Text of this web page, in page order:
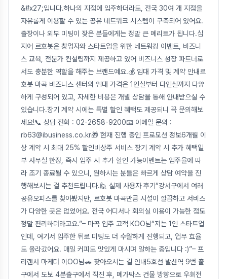
&#x27;입니다.하나의 지점에 입주하더라도, 전국 30여 개 지점을
자유롭게 이용할 수 있는 공유 네트워크 시스템이 구축되어 있어요.
출장이나 외부 미팅이 잦은 분들에게는 정말 큰 메리트가 됩니다.심
지어 르호봇은 창업자와 스타트업을 위한 네트워킹 이벤트, 비즈니
스 교육, 전문가 컨설팅까지 제공하고 있어 비즈니스 성장 파트너로
서도 충분한 역할을 해주는 브랜드예요.💰 임대 가격 및 계약 안내르
호봇 마곡 비즈니스 센터의 임대 가격은 1인실부터 다인실까지 다양
하게 구성되어 있고, 자세한 비용은 개별 상담을 통해 안내받으실 수
있습니다.장기 계약 시에는 특별 할인 혜택도 제공되니 꼭 문의해보
세요!📞 상담 전화 : 02-2658-9200📧 이메일 문의 :
rb63@ibusiness.co.kr🎁 현재 진행 중인 프로모션 정보6개월 이
상 계약 시 최대 25% 할인비상주 서비스 장기 계약 시 추가 혜택일
부 사무실 한정, 즉시 입주 시 추가 할인 가능이벤트는 입주율에 따
라 조기 종료될 수 있으니, 원하시는 분들은 빠르게 상담 예약을 진
행해보시는 걸 추천드립니다.🙋 실제 사용자 후기“강서구에서 여러
공유오피스를 찾아봤지만, 르호봇 마곡만큼 시설이 깔끔하고 서비스
가 다양한 곳은 없었어요. 전국 어디서나 회의실 이용이 가능한 점도
정말 편리하더라고요.”– 마곡 입주 고객 KOO님“저는 1인 스타트업
인데, 여기서 입주한 뒤로 미팅도 더 수월하게 진행되고, 업무 효율
도 올라갔어요. 매일 커피도 맛있게 마시며 일하는 중입니다 :)”– 프
리랜서 마케터 이OO님🚗 찾아오시는 길 안내5호선 발산역 9번 출
구에서 도보 4분출구에서 직진 후, 메가박스 건물 방향으로 우회전